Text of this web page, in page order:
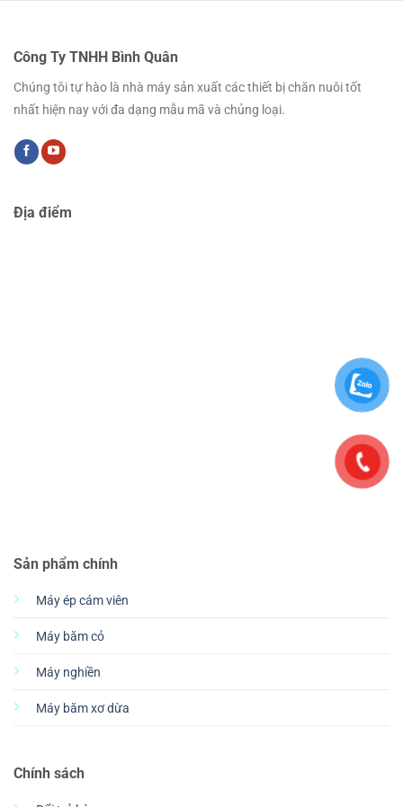
Công Ty TNHH Bình Quân
Chúng tôi tự hào là nhà máy sản xuất các thiết bị chăn nuôi tốt
nhất hiện nay với đa dạng mẫu mã và chủng loại.
Sản phẩm chính
Máy ép cám viên
Máy băm cỏ
Máy nghiền
Máy băm xơ dừa
Chính sách
Địa điểm